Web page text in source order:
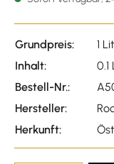
Grundpreis:
1
Inhalt:
0.1
Bestell-Nr.:
Hersteller:
Herkunft: